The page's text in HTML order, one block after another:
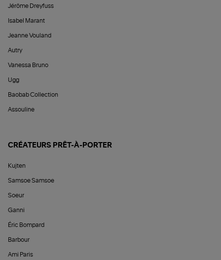
Jérôme Dreyfuss
Isabel Marant
Jeanne Vouland
Autry
Vanessa Bruno
Ugg
Baobab Collection
Assouline
CRÉATEURS PRÊT-À-PORTER
Kujten
Samsoe Samsoe
Soeur
Ganni
Éric Bompard
Barbour
Ami Paris